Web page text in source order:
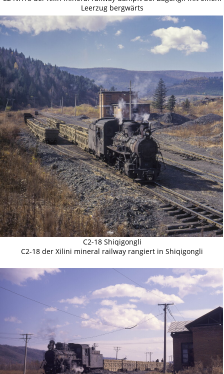
Leerzug bergwärts
C2-18 Shiqigongli
C2-18 der Xilini mineral railway rangiert in Shiqigongli